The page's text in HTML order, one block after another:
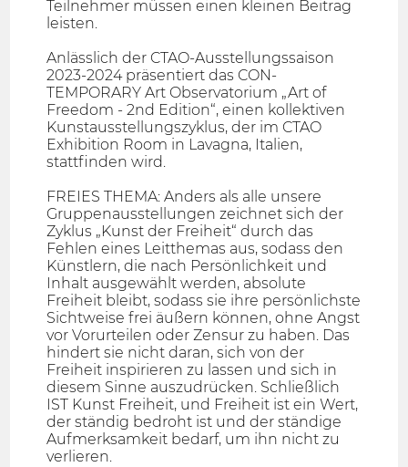
Teilnehmer müssen einen kleinen Beitrag
leisten.
Anlässlich der CTAO-Ausstellungssaison
2023-2024 präsentiert das CON-
TEMPORARY Art Observatorium „Art of
Freedom - 2nd Edition“, einen kollektiven
Kunstausstellungszyklus, der im CTAO
Exhibition Room in Lavagna, Italien,
stattfinden wird.
FREIES THEMA: Anders als alle unsere
Gruppenausstellungen zeichnet sich der
Zyklus „Kunst der Freiheit“ durch das
Fehlen eines Leitthemas aus, sodass den
Künstlern, die nach Persönlichkeit und
Inhalt ausgewählt werden, absolute
Freiheit bleibt, sodass sie ihre persönlichste
Sichtweise frei äußern können, ohne Angst
vor Vorurteilen oder Zensur zu haben. Das
hindert sie nicht daran, sich von der
Freiheit inspirieren zu lassen und sich in
diesem Sinne auszudrücken. Schließlich
IST Kunst Freiheit, und Freiheit ist ein Wert,
der ständig bedroht ist und der ständige
Aufmerksamkeit bedarf, um ihn nicht zu
verlieren.